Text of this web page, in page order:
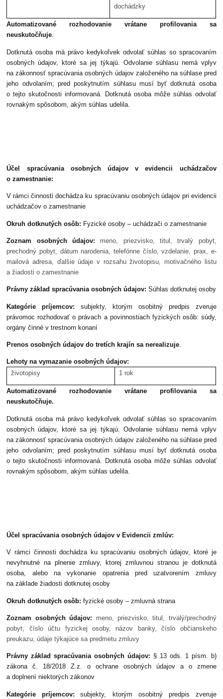
dochádzky
Automatizované rozhodovanie vrátane profilovania sa
neuskutočňuje.
Dotknutá osoba má právo kedykoľvek odvolať súhlas so spracovaním
osobných údajov, ktoré sa jej týkajú. Odvolanie súhlasu nemá vplyv
na zákonnosť spracúvania osobných údajov založeného na súhlase pred
jeho odvolaním; pred poskytnutím súhlasu musí byť dotknutá osoba
o tejto skutočnosti informovaná. Dotknutá osoba môže súhlas odvolať
rovnakým spôsobom, akým súhlas udelila.
Účel spracúvania osobných údajov v evidencii uchádzačov
o zamestnanie:
V rámci činnosti dochádza ku spracúvaniu osobných údajov pri evidencii
uchádzačov o zamestnanie
Okruh dotknutých osôb: Fyzické osoby – uchádzači o zamestnanie
Zoznam osobných údajov: meno, priezvisko, titul, trvalý pobyt,
prechodný pobyt, dátum narodenia, telefónne číslo, vzdelanie, prax, e-
mailová adresa, ďalšie údaje v rozsahu životopisu, motivačného listu
a žiadosti o zamestnanie
Právny základ spracúvania osobných údajov:Súhlas dotknutej osoby
Kategórie príjemcov:subjekty, ktorým osobitný predpis zveruje
právomoc rozhodovať o právach a povinnostiach fyzických osôb: súdy,
orgány činné v trestnom konaní
Prenos osobných údajov do tretích krajín sa nerealizuje.
Lehoty na vymazanie osobných údajov:
životopisy
1 rok
Automatizované rozhodovanie vrátane profilovania sa
neuskutočňuje.
Dotknutá osoba má právo kedykoľvek odvolať súhlas so spracovaním
osobných údajov, ktoré sa jej týkajú. Odvolanie súhlasu nemá vplyv
na zákonnosť spracúvania osobných údajov založeného na súhlase pred
jeho odvolaním; pred poskytnutím súhlasu musí byť dotknutá osoba
o tejto skutočnosti informovaná. Dotknutá osoba môže súhlas odvolať
rovnakým spôsobom, akým súhlas udelila.
Účel spracúvania osobných údajov v Evidencii zmlúv:
V rámci činnosti dochádza ku spracúvaniu osobných údajov, ktoré je
nevyhnutné na plnenie zmluvy, ktorej zmluvnou stranou je dotknutá
osoba, alebo na vykonanie opatrenia pred uzatvorením zmluvy
na základe žiadosti dotknutej osoby
Okruh dotknutých osôb:fyzické osoby – zmluvná strana
Zoznam osobných údajov: meno, priezvisko, titul, trvalý/prechodný
pobyt, číslo účtu fyzickej osoby, názov banky, číslo občianskeho
preukazu, údaje týkajúce sa predmetu zmluvy
Právny základ spracúvania osobných údajov: § 13 ods. 1 písm. b)
zákona č. 18/2018 Z.z. o ochrane osobných údajov a o zmene
a doplnení niektorých zákonov
Kategórie príjemcov: subjekty, ktorým osobitný predpis zveruje